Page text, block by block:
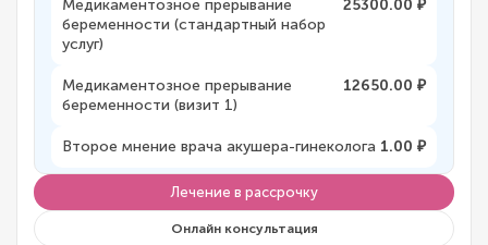
Медикаментозное прерывание
беременности (стандартный набор
услуг)
25300.00 ₽
Медикаментозное прерывание
беременности (визит 1)
12650.00 ₽
Второе мнение врача акушера-гинеколога 1.00 ₽
Лечение в рассрочку
Онлайн консультация